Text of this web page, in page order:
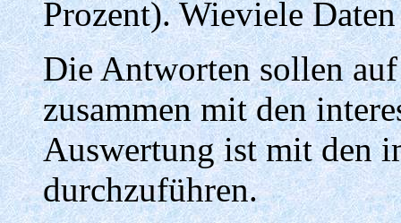
Prozent). Wieviele Daten
Die Antworten sollen
zusammen mit den
Auswertung ist mit den
durchzuführen.